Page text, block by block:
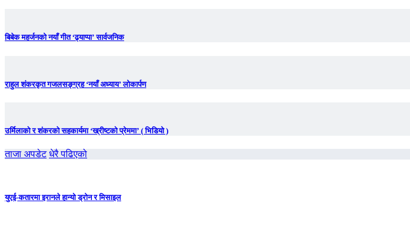
बिबेक महर्जनको नयाँ गीत ‘ढ्याप्पा’ सार्वजनिक
राहुल शंकरकृत गजलसङ्ग्रह ‘नयाँ अध्याय’ लोकार्पण
उर्मिलाको र शंकरको सहकार्यमा ‘ख्रीष्टको प्रेममा’ ( भिडियो )
ताजा अपडेट धेरै पढिएको
युएई-कतारमा इरानले हान्यो ड्रोन र मिसाइल